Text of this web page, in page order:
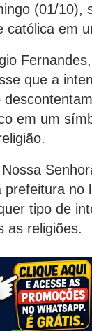
(01/10),
católica em
que a
em um
prefeitura no
tipo de
as religiões.